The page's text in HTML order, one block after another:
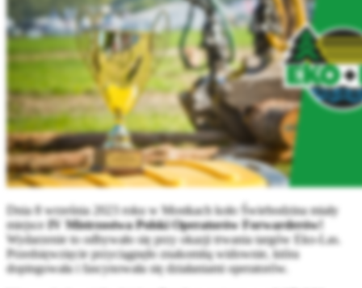
Dnia 8 września 2023 roku w Mostkach koło Świebodzina miały
miejsceIV Mistrzostwa Polski Operatorów Forwarderów!
Wydarzenie to odbywało się przy okazji trwania targów Eko-Las.
Przedsięwzięcie przyciągnęło znakomitą widownie, która
dopingowała i fascynowała się działaniami operatorów.